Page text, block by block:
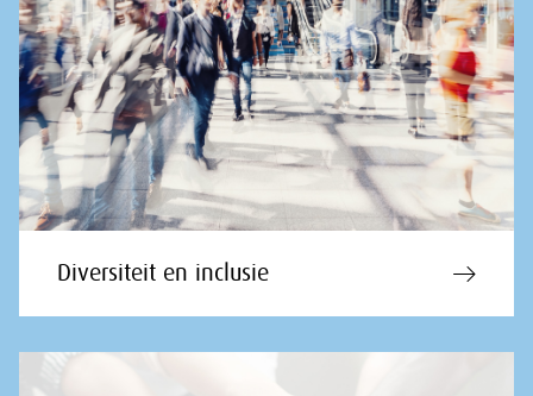
Diversiteit en inclusie